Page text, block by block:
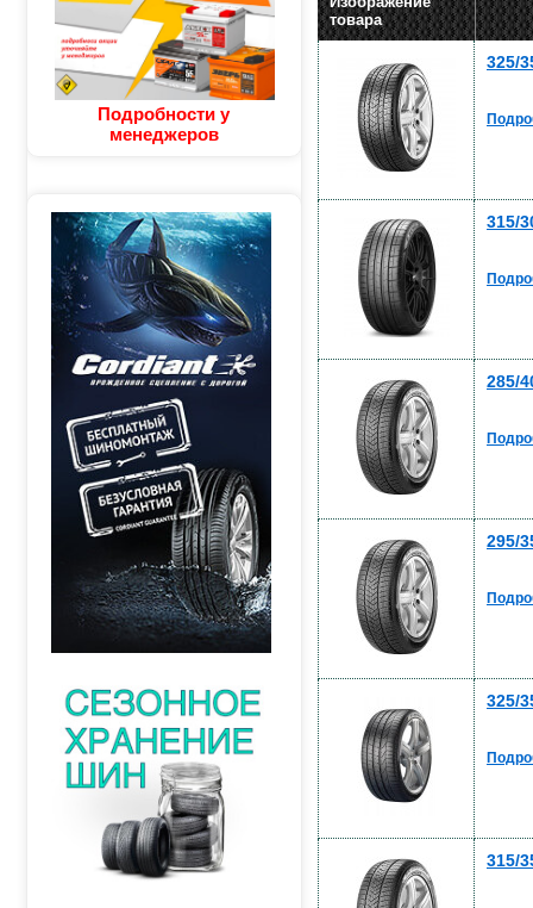
Подробности у
менеджеров
товара
325/
315/
285/
295/
325/
315/